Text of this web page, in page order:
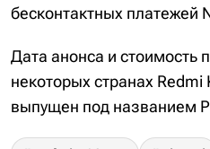
бесконтактных платежей
Дата анонса и стоимость
некоторых странах
выпущен под названием